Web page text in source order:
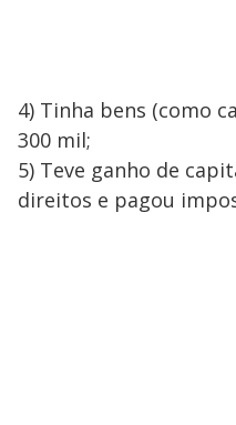
4) Tinha bens (como
300 mil;
5) Teve ganho de
direitos e pagou